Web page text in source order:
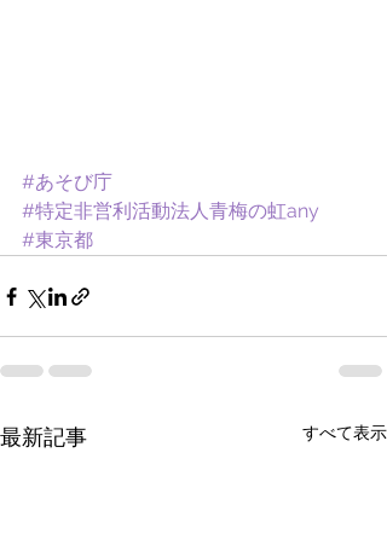
#あそび庁
#特定非営利活動法人青梅の虹any
#東京都
最新記事 すべて表示